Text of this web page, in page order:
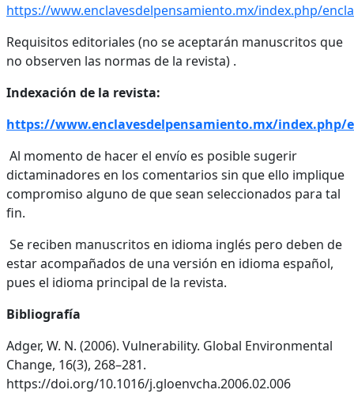
https://www.enclavesdelpensamiento.mx/index.php/
Requisitos editoriales (no se aceptarán manuscritos que
no observen las normas de la revista) .
Indexación de la revista:
https://www.enclavesdelpensamiento.mx/index.php/
Al momento de hacer el envío es posible sugerir
dictaminadores en los comentarios sin que ello implique
compromiso alguno de que sean seleccionados para tal
fin.
Se reciben manuscritos en idioma inglés pero deben de
estar acompañados de una versión en idioma español,
pues el idioma principal de la revista.
Bibliografía
Adger, W. N. (2006). Vulnerability. Global Environmental
Change, 16(3), 268–281.
https://doi.org/10.1016/j.gloenvcha.2006.02.006